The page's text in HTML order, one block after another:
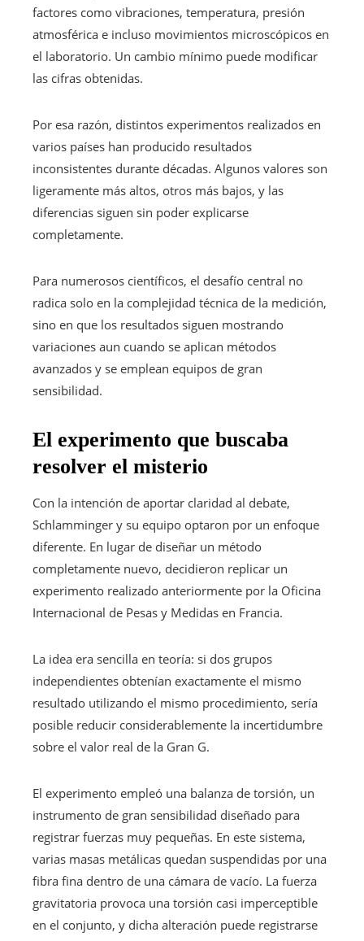
factores como vibraciones, temperatura, presión
atmosférica e incluso movimientos microscópicos en
el laboratorio. Un cambio mínimo puede modificar
las cifras obtenidas.
Por esa razón, distintos experimentos realizados en
varios países han producido resultados
inconsistentes durante décadas. Algunos valores son
ligeramente más altos, otros más bajos, y las
diferencias siguen sin poder explicarse
completamente.
Para numerosos científicos, el desafío central no
radica solo en la complejidad técnica de la medición,
sino en que los resultados siguen mostrando
variaciones aun cuando se aplican métodos
avanzados y se emplean equipos de gran
sensibilidad.
El experimento que buscaba
resolver el misterio
Con la intención de aportar claridad al debate,
Schlamminger y su equipo optaron por un enfoque
diferente. En lugar de diseñar un método
completamente nuevo, decidieron replicar un
experimento realizado anteriormente por la Oficina
Internacional de Pesas y Medidas en Francia.
La idea era sencilla en teoría: si dos grupos
independientes obtenían exactamente el mismo
resultado utilizando el mismo procedimiento, sería
posible reducir considerablemente la incertidumbre
sobre el valor real de la Gran G.
El experimento empleó una balanza de torsión, un
instrumento de gran sensibilidad diseñado para
registrar fuerzas muy pequeñas. En este sistema,
varias masas metálicas quedan suspendidas por una
fibra fina dentro de una cámara de vacío. La fuerza
gravitatoria provoca una torsión casi imperceptible
en el conjunto, y dicha alteración puede registrarse